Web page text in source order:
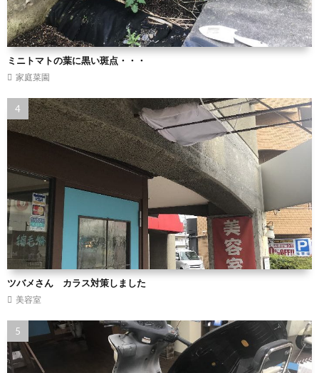
ミニトマトの葉に黒い斑点・・・
家庭菜園
ツバメさん カラス対策しました
美容室